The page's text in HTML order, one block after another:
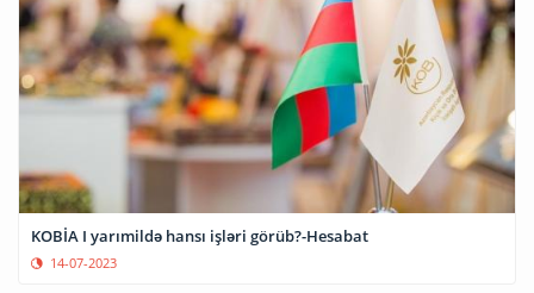
KOBİA I yarımildə hansı işləri görüb?-Hesabat
14-07-2023